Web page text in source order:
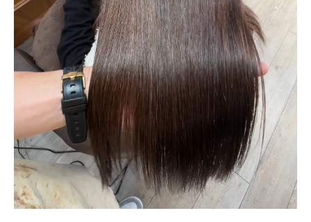
介
髪のパサつき改善は美容室の技術で叶う
美容室スタッフが親身に髪悩みをヒアリン
グ
美容室の再現性で自宅ケアも簡単にできる
くせ毛もまとまる大人の美髪テクニック
くせ毛対応の美容室カットで朝も楽々セッ
ト
美容室の髪質改善メニューでくせ毛が落ち
着く